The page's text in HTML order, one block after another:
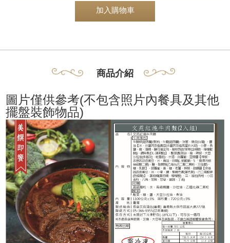
加入購物車
商品介紹
圖片僅供參考(不包含照片內餐具及其他
擺盤裝飾​物品)